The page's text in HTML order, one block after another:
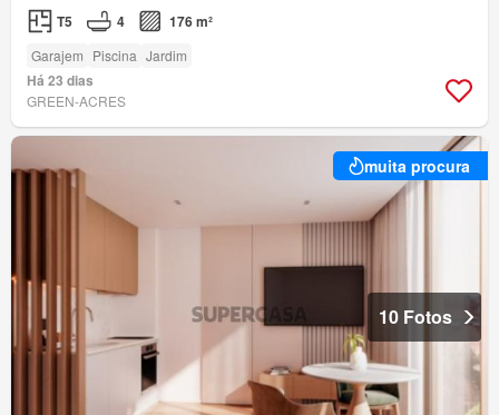
T5 4 176 m²
Garajem Piscina Jardim
Há 23 dias
GREEN-ACRES
muita procura
10 Fotos